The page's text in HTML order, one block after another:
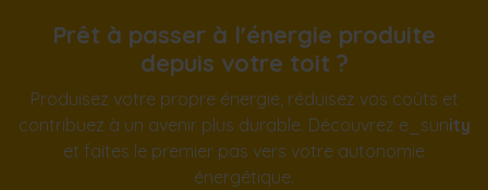
Prêt à passer à l'énergie produite
depuis votre toit ?
Produisez votre propre énergie, réduisez vos coûts et
contribuez à un avenir plus durable. Découvrez e_sunity
et faites le premier pas vers votre autonomie
énergétique.